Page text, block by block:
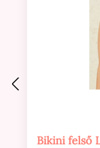
Bikini felső